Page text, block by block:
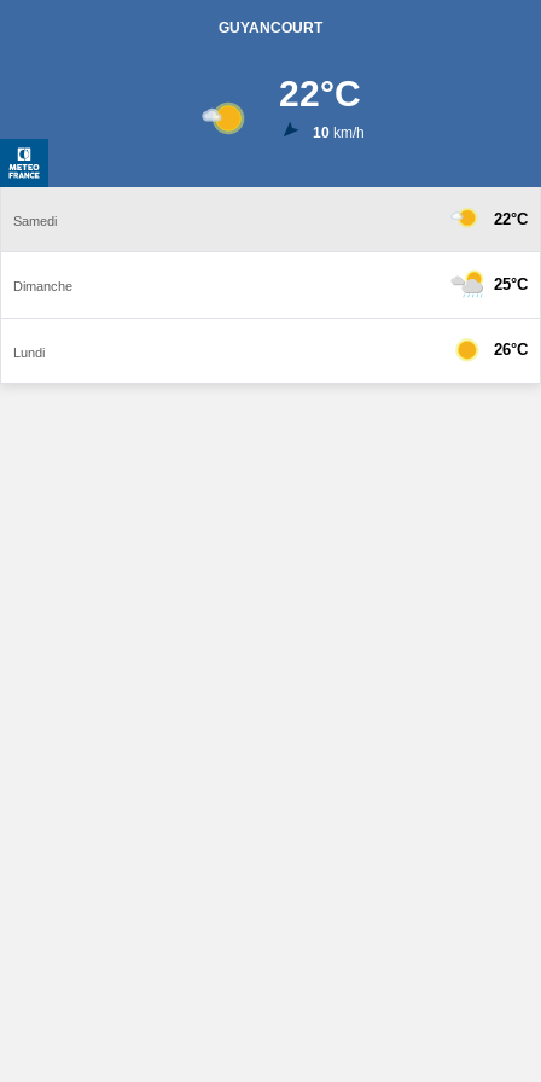
GUYANCOURT
22°C
10km/h
Samedi 22°C
Dimanche 25°C
Lundi 26°C